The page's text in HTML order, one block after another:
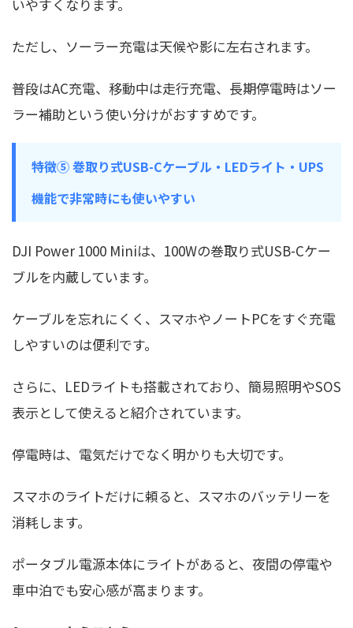
いやすくなります。
ただし、ソーラー充電は天候や影に左右されます。
普段はAC充電、移動中は走行充電、長期停電時はソー
ラー補助という使い分けがおすすめです。
特徴⑤ 巻取り式USB-Cケーブル・LEDライト・UPS
機能で非常時にも使いやすい
DJI Power 1000 Miniは、100Wの巻取り式USB-Cケー
ブルを内蔵しています。
ケーブルを忘れにくく、スマホやノートPCをすぐ充電
しやすいのは便利です。
さらに、LEDライトも搭載されており、簡易照明やSOS
表示として使えると紹介されています。
停電時は、電気だけでなく明かりも大切です。
スマホのライトだけに頼ると、スマホのバッテリーを
消耗します。
ポータブル電源本体にライトがあると、夜間の停電や
車中泊でも安心感が高まります。